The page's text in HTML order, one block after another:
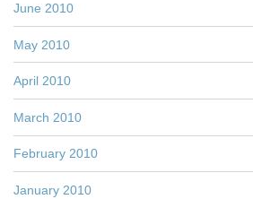
June 2010
May 2010
April 2010
March 2010
February 2010
January 2010